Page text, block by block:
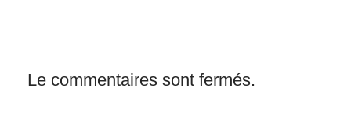
Le commentaires sont fermés.